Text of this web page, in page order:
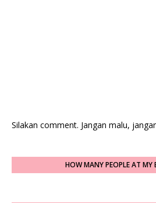
Silakan comment. Jangan malu,
HOW MANY PEOPLE AT MY